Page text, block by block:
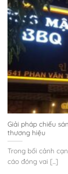
Giải pháp chiếu
thương hiệu
Trong bối cảnh
cáo đóng vai [...]